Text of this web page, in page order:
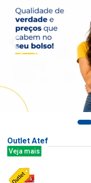
Outlet Atef
Veja mais